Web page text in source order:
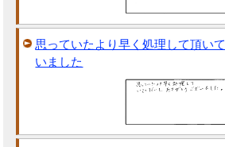
思っていたより早く処理して頂い
いました